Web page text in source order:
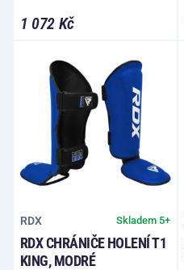
1 072 Kč
RDX Skladem 5+
RDX CHRÁNIČE HOLENÍ T1
KING, MODRÉ